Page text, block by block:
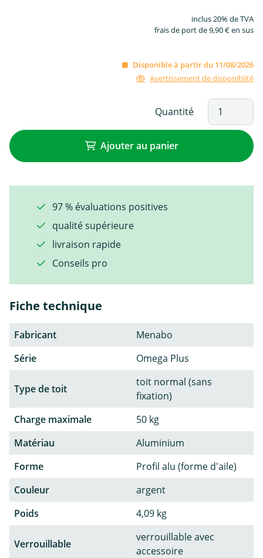
inclus 20% de TVA
frais de port de 9,90 € en sus
Disponible à partir du 11/08/2026
Avertissement de disponiblité
Quantité
Ajouter au panier
97 % évaluations positives
qualité supérieure
livraison rapide
Conseils pro
Fiche technique
Fabricant
Menabo
Série
Omega Plus
Type de toit
toit normal (sans
fixation)
Charge maximale
50 kg
Matériau
Aluminium
Forme
Profil alu (forme d'aile)
Couleur
argent
Poids
4,09 kg
Verrouillable
verrouillable avec
accessoire